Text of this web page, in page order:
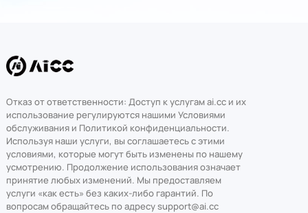
Отказ от ответственности: Доступ к услугам ai.cc и их
использование регулируются нашими Условиями
обслуживания и Политикой конфиденциальности.
Используя наши услуги, вы соглашаетесь с этими
условиями, которые могут быть изменены по нашему
усмотрению. Продолжение использования означает
принятие любых изменений. Мы предоставляем
услуги «как есть» без каких-либо гарантий. По
вопросам обращайтесь по адресу support@ai.cc